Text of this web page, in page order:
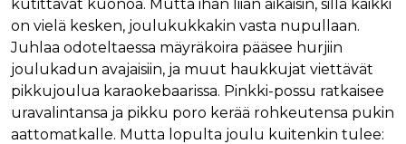
kutittavat kuonoa. Mutta ihan liian aikaisin, sillä kaikki
on vielä kesken, joulukukkakin vasta nupullaan.
Juhlaa odoteltaessa mäyräkoira pääsee hurjiin
joulukadun avajaisiin, ja muut haukkujat viettävät
pikkujoulua karaokebaarissa. Pinkki-possu ratkaisee
uravalintansa ja pikku poro kerää rohkeutensa pukin
aattomatkalle. Mutta lopulta joulu kuitenkin tulee: